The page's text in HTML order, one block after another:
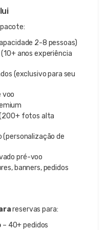
2-8 pessoas)
anos experiência
(exclusivo para seu
voo
fotos alta
de
pré-voo
banners, pedidos
reservas para:
– 40+ pedidos